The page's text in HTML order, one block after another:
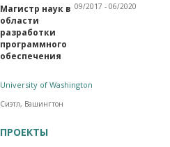
Магистр наук в
области
разработки
программного
обеспечения
09/2017 - 06/2020
University of Washington
Сиэтл, Вашингтон
ПРОЕКТЫ